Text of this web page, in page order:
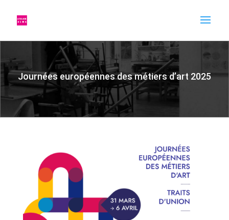
Journées européennes des métiers d’art 2025